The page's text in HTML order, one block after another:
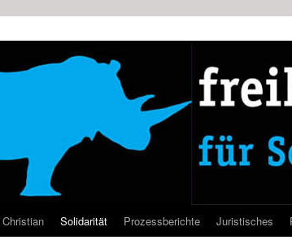
Solidarität Prozessberichte Juristisches